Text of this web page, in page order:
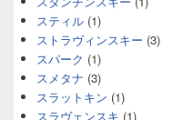
スティル (1)
ストラヴィンスキー (3)
スパーク (1)
スメタナ (3)
スラットキン (1)
スラヴェンスキ (1)